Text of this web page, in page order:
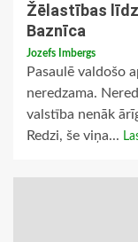
Žēlastības
Baznīca
Jozefs Imbergs
Pasaulē valdošo
neredzama.
valstība nenāk
Redzi, še viņa...